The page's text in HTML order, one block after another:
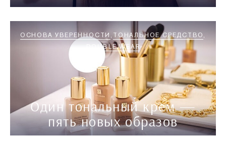
Один тональный крем —
пять новых образов
ОСНОВА УВЕРЕННОСТИ ТОНАЛЬНОЕ СРЕДСТВО
DOUBLE WEAR